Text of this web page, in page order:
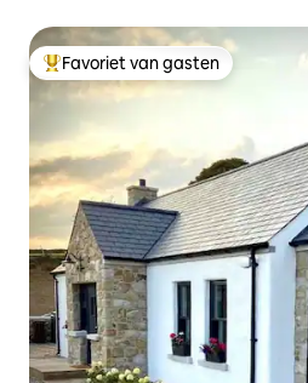
Topfavoriet van gasten
Favoriet van gasten